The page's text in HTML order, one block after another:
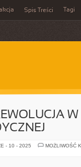
Spis Treści Tagi
W
- 10 - 2025
MOŻLIWOŚĆ